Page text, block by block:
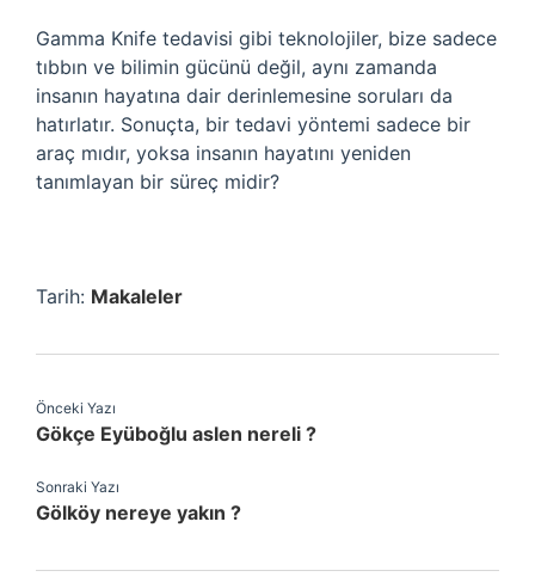
Gamma Knife tedavisi gibi teknolojiler, bize sadece
tıbbın ve bilimin gücünü değil, aynı zamanda
insanın hayatına dair derinlemesine soruları da
hatırlatır. Sonuçta, bir tedavi yöntemi sadece bir
araç mıdır, yoksa insanın hayatını yeniden
tanımlayan bir süreç midir?
Tarih: Makaleler
Önceki Yazı
Gökçe Eyüboğlu aslen nereli ?
Sonraki Yazı
Gölköy nereye yakın ?